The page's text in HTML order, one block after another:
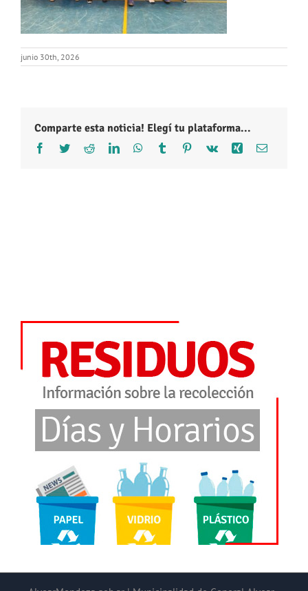
junio 30th, 2026
Comparte esta noticia! Elegí tu plataforma...
Facebook
TwitterRedditLinkedInWhatsApp
Tumblr Pinterest
Vk Xing Correo